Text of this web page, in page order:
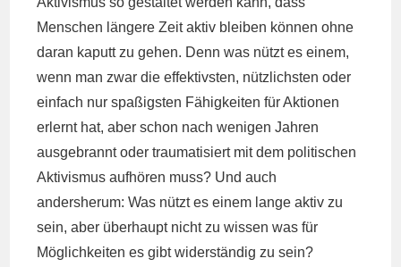
Menschen längere Zeit aktiv bleiben können ohne
daran kaputt zu gehen. Denn was nützt es einem,
wenn man zwar die effektivsten, nützlichsten oder
einfach nur spaßigsten Fähigkeiten für Aktionen
erlernt hat, aber schon nach wenigen Jahren
ausgebrannt oder traumatisiert mit dem politischen
Aktivismus aufhören muss? Und auch
andersherum: Was nützt es einem lange aktiv zu
sein, aber überhaupt nicht zu wissen was für
Möglichkeiten es gibt widerständig zu sein?